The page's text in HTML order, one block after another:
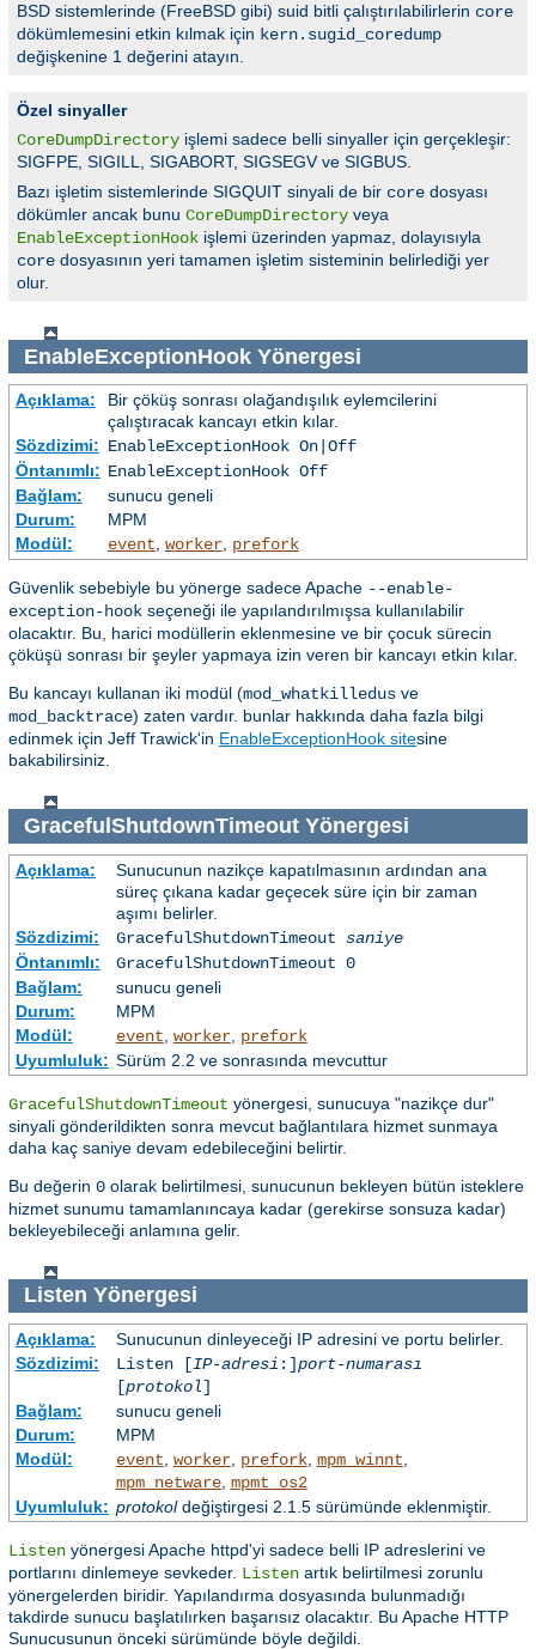
BSD sistemlerinde (FreeBSD gibi) suid bitli çalıştırılabilirlerin core
dökümlemesini etkin kılmak için kern.sugid_coredump
değişkenine 1 değerini atayın.
Özel sinyaller
CoreDumpDirectory işlemi sadece belli sinyaller için gerçekleşir:
SIGFPE, SIGILL, SIGABORT, SIGSEGV ve SIGBUS.
Bazı işletim sistemlerinde SIGQUIT sinyali de bir core dosyası
dökümler ancak bunu CoreDumpDirectory veya
EnableExceptionHook işlemi üzerinden yapmaz, dolayısıyla
core dosyasının yeri tamamen işletim sisteminin belirlediği yer
olur.
EnableExceptionHookYönergesi
Açıklama:
Bir çöküş sonrası olağandışılık eylemcilerini
çalıştıracak kancayı etkin kılar.
Sözdizimi: EnableExceptionHook On|Off
Öntanımlı: EnableExceptionHook Off
Bağlam:
sunucu geneli
Durum:
MPM
Modül:
event, worker, prefork
Güvenlik sebebiyle bu yönerge sadece Apache --enable-
exception-hook seçeneği ile yapılandırılmışsa kullanılabilir
olacaktır. Bu, harici modüllerin eklenmesine ve bir çocuk sürecin
çöküşü sonrası bir şeyler yapmaya izin veren bir kancayı etkin kılar.
Bu kancayı kullanan iki modül (mod_whatkilledus ve
mod_backtrace) zaten vardır. bunlar hakkında daha fazla bilgi
edinmek için Jeff Trawick'in EnableExceptionHook sitesine
bakabilirsiniz.
GracefulShutdownTimeoutYönergesi
Açıklama:
Sunucunun nazikçe kapatılmasının ardından ana
süreç çıkana kadar geçecek süre için bir zaman
aşımı belirler.
Sözdizimi:
GracefulShutdownTimeout saniye
Öntanımlı:
GracefulShutdownTimeout 0
Bağlam:
sunucu geneli
Durum:
MPM
Modül:
event worker, prefork
Uyumluluk: Sürüm 2.2 ve sonrasında mevcuttur
GracefulShutdownTimeout yönergesi, sunucuya "nazikçe dur"
sinyali gönderildikten sonra mevcut bağlantılara hizmet sunmaya
daha kaç saniye devam edebileceğini belirtir.
Bu değerin 0 olarak belirtilmesi, sunucunun bekleyen bütün isteklere
hizmet sunumu tamamlanıncaya kadar (gerekirse sonsuza kadar)
bekleyebileceği anlamına gelir.
Listen Yönergesi
Açıklama:
Sunucunun dinleyeceği IP adresini ve portu belirler.
Sözdizimi:
Listen [IP-adresi :]port-numarası
[protokol]
Bağlam:
sunucu geneli
Durum:
MPM
Modül:
event worker, prefork, mpm_winnt
mpm_netware, mpmt_os2
Uyumluluk: protokoldeğiştirgesi 2.1.5 sürümünde eklenmiştir.
Listen yönergesi Apache httpd'yi sadece belli IP adreslerini ve
portlarını dinlemeye sevkeder. Listen artık belirtilmesi zorunlu
yönergelerden biridir. Yapılandırma dosyasında bulunmadığı
takdirde sunucu başlatılırken başarısız olacaktır. Bu Apache HTTP
Sunucusunun önceki sürümünde böyle değildi.